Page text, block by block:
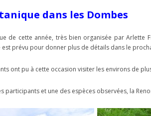
dans les Dombes
de cette année, très bien organisée par
est prévu pour donner plus de détails dans le
ont pu à cette occasion visiter les environs de
participants et une des espèces observées, la